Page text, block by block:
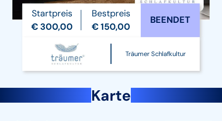
Startpreis
€ 300,00
Bestpreis
€ 150,00
BEENDET
Träumer Schlafkultur
Karte